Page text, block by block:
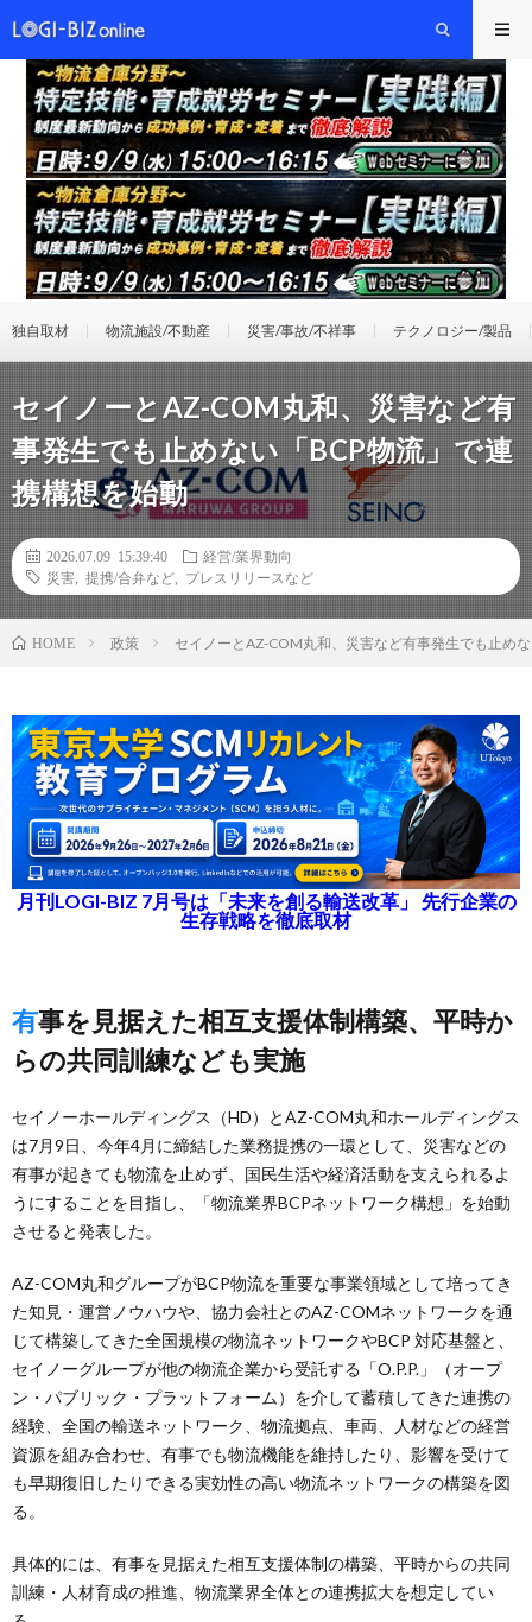
独自取材 物流施設/不動産 災害/事故/不祥事 テクノロジー/製品
セイノーとAZ-COM丸和、災害など有
事発生でも止めない「BCP物流」で連
携構想を始動
2026.07.09 15:39:40
経営/業界動向
災害
提携/合弁など プレスリリースなど
HOME 政策 セイノーとAZ-COM丸和、災害など有事発生でも止め
月刊LOGI-BIZ 7月号は「未来を創る輸送改革」 先行企業の
生存戦略を徹底取材
有事を見据えた相互支援体制構築、平時か
らの共同訓練なども実施
セイノーホールディングス（HD）とAZ-COM丸和ホールディングス
は7月9日、今年4月に締結した業務提携の一環として、災害などの
有事が起きても物流を止めず、国民生活や経済活動を支えられるよ
うにすることを目指し、「物流業界BCPネットワーク構想」を始動
させると発表した。
AZ-COM丸和グループがBCP物流を重要な事業領域として培ってき
た知見・運営ノウハウや、協力会社とのAZ-COMネットワークを通
じて構築してきた全国規模の物流ネットワークやBCP 対応基盤と、
セイノーグループが他の物流企業から受託する「O.P.P.」（オープ
ン・パブリック・プラットフォーム）を介して蓄積してきた連携の
経験、全国の輸送ネットワーク、物流拠点、車両、人材などの経営
資源を組み合わせ、有事でも物流機能を維持したり、影響を受けて
も早期復旧したりできる実効性の高い物流ネットワークの構築を図
る。
具体的には、有事を見据えた相互支援体制の構築、平時からの共同
訓練・人材育成の推進、物流業界全体との連携拡大を想定してい